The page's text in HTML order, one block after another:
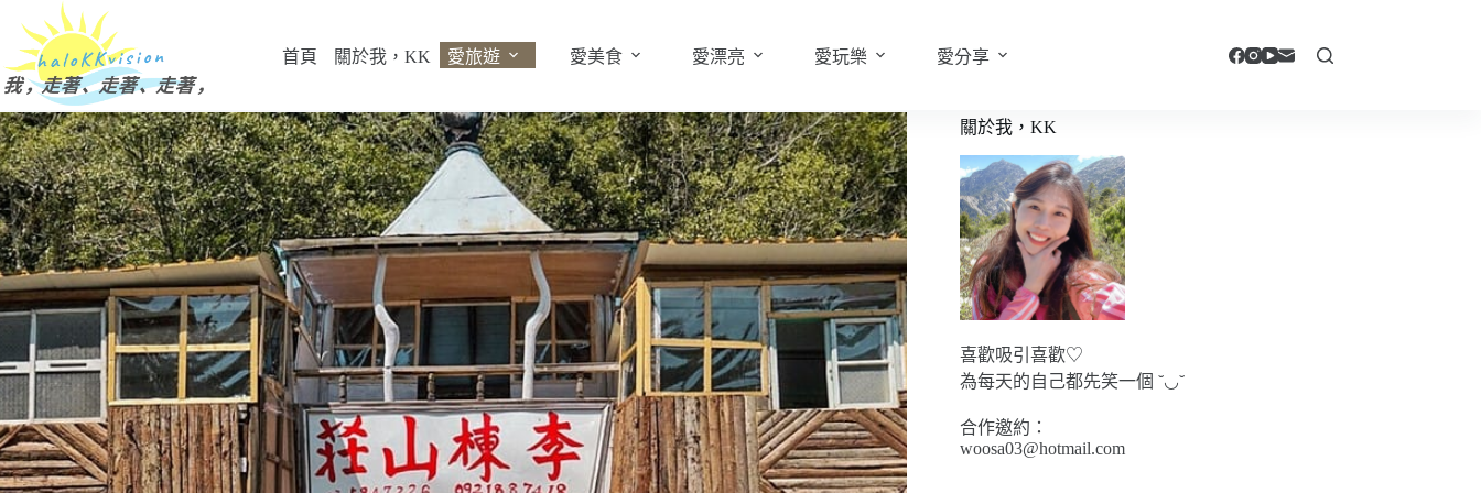
主
要
內
容
首頁 關於我，KK 愛旅遊 愛美食 愛漂亮 愛玩樂 愛分享
關於我，KK
喜歡吸引喜歡♡
為每天的自己都先笑一個 ˘◡˘
合作邀約：
woosa03@hotmail.com